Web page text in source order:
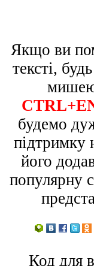
Якщо ви
тексті,
мишею
будемо
підтримку
його
популярну
Код для